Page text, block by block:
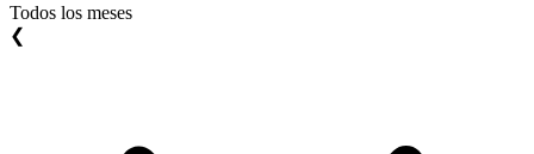
Todos los meses
❮